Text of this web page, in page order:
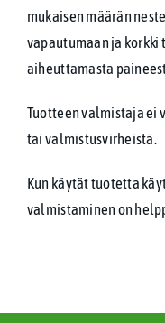
mukaisen määrän
vapautumaan ja
aiheuttamasta
Tuotteen valmistaja ei
tai valmistusvirheistä.
Kun käytät tuotetta
valmistaminen on